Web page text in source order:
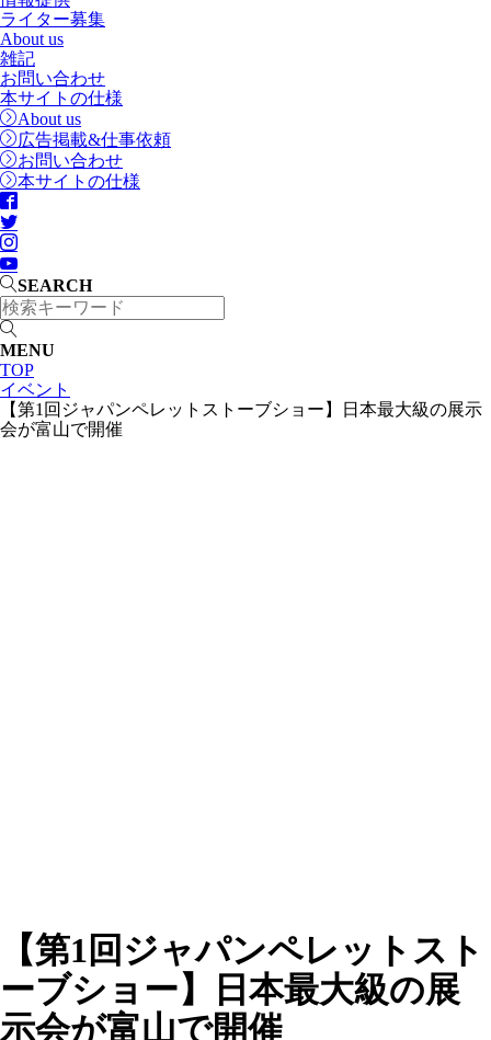
ライター募集
About us
雑記
お問い合わせ
本サイトの仕様
About us
広告掲載&仕事依頼
お問い合わせ
本サイトの仕様
SEARCH
MENU
TOP
イベント
【第1回ジャパンペレットストーブショー】日本最大級の展示
会が富山で開催
【第1回ジャパンペレットスト
ーブショー】日本最大級の展
示会が富山で開催